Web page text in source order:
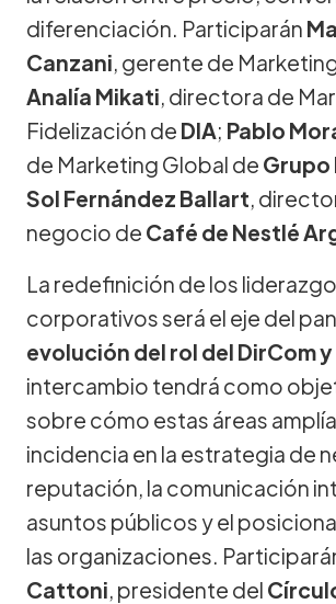
diferenciación. Participarán
Canzani, gerente de
Analía Mikati, directora de
Fidelización de DIA; Pablo
de Marketing Global de Grupo
Sol Fernández Ballart,
negocio de Café de Nestlé
La redefinición de los
corporativos será el eje del
evolución del rol del DirCom y
intercambio tendrá como
sobre cómo estas áreas
incidencia en la estrategia de
reputación, la comunicación
asuntos públicos y el
las organizaciones.
Cattoni, presidente del